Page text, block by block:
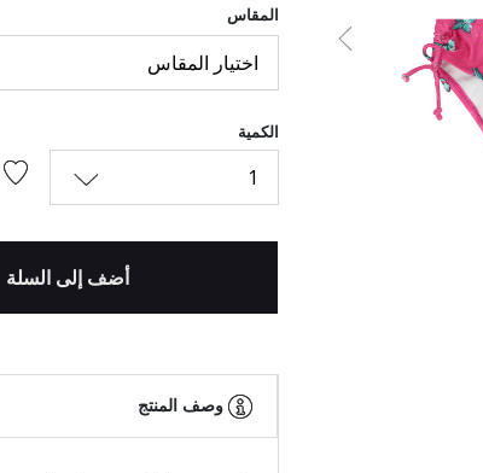
السابق
المقاس
اختيار المقاس
الكمية
1
أضف إلى السلة
وصف المنتج